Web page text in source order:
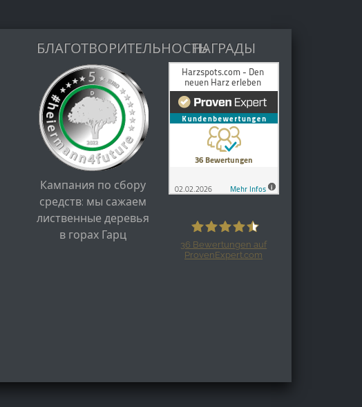
БЛАГОТВОРИТЕЛЬНОСТЬ
Кампания по сбору
средств: мы сажаем
лиственные деревья
в горах Гарц
НАГРАДЫ
36 Bewertungen auf
ProvenExpert.com